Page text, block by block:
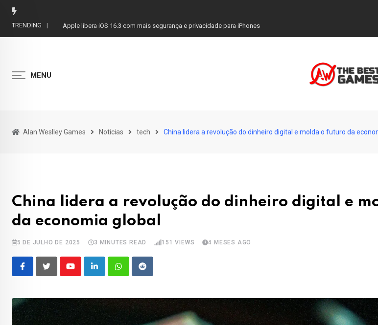
Skip
TRENDING Apple libera iOS 16.3 com mais segurança e privacidade para iPhones
MENU
Alan Weslley Games Noticias tech China lidera a revolução do dinheiro digital e molda o futuro da
China lidera a revolução do dinheiro digital e
da economia global
5 DE JULHO DE 2025 3 MINUTES READ 151 VIEWS 4 MESES AGO
YoutubeLinkedInWhatsappReddit